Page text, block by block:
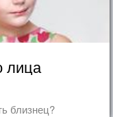
лица
близнец?